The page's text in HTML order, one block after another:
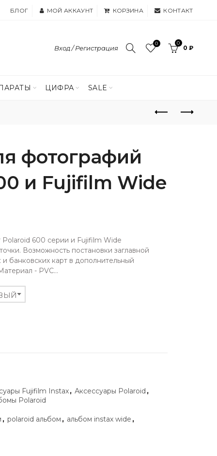
БЛОГ МОЙ АККАУНТ КОРЗИНА КОНТАКТ
Вход / Регистрация
0 0
0 ₽
ЦИФРА SALE
фотографий
и Fujifilm Wide
600 серии и Fujifilm Wide
Возможность постановки заглавной
банковских карт в дополнительный
- PVC...
Fujifilm Instax, Аксессуары Polaroid ,
Polaroid
, polaroid альбом , альбом instax wide ,